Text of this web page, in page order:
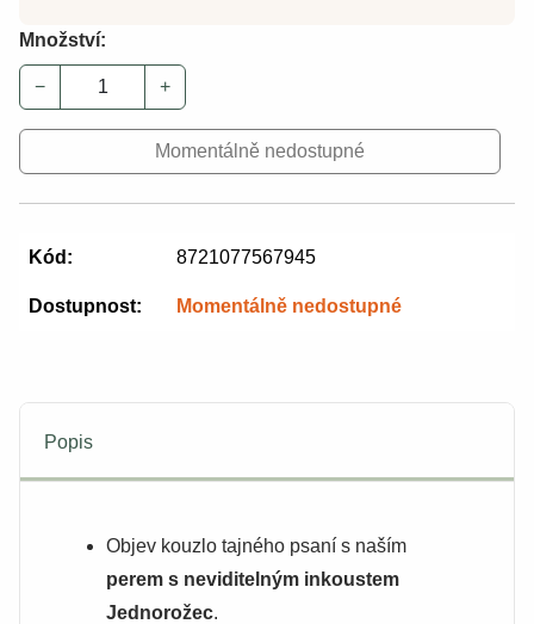
Množství:
− +
Momentálně nedostupné
Kód: 8721077567945
Dostupnost: Momentálně nedostupné
Popis
Objev kouzlo tajného psaní s naším
perem s neviditelným inkoustem
Jednorožec.